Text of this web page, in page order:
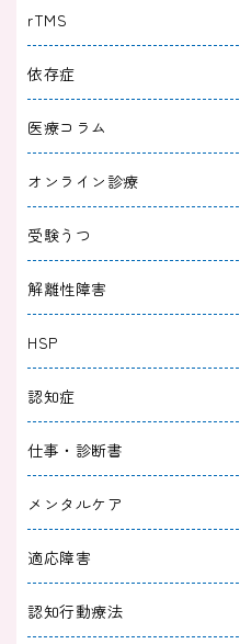
rTMS
依存症
医療コラム
オンライン診療
受験うつ
解離性障害
HSP
認知症
仕事・診断書
メンタルケア
適応障害
認知行動療法